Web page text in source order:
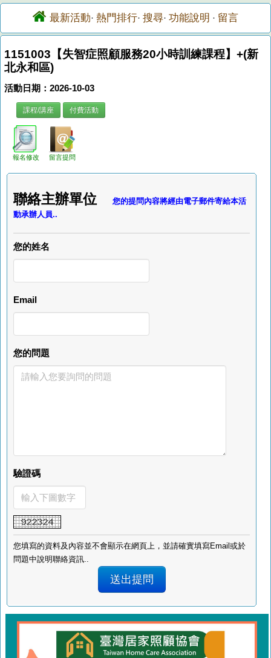
最新活動· 熱門排行· 搜尋· 功能說明 · 留言
1151003【失智症照顧服務20小時訓練課程】+(新
北永和區)
活動日期：2026-10-03
課程/講座 付費活動
報名修改 留言提問
聯絡主辦單位您的提問內容將經由電子郵件寄給本活
動承辦人員..
您的姓名
Email
您的問題
驗證碼
您填寫的資料及內容並不會顯示在網頁上，並請確實填寫Email或於
問題中說明聯絡資訊..